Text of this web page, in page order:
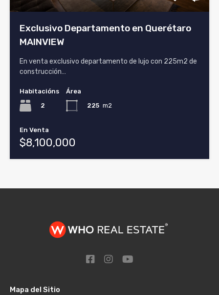
Exclusivo Departamento en Querétaro
MAINVIEW
En venta exclusivo departamento de lujo con 225m2 de
construcción…
Habitacións
2
Área
225 m2
En Venta
$8,100,000
Mapa del Sitio